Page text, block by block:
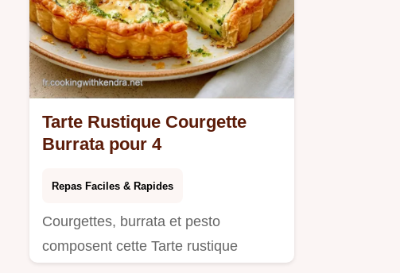
Tarte Rustique Courgette
Burrata pour 4
Repas Faciles & Rapides
Courgettes, burrata et pesto
composent cette Tarte rustique